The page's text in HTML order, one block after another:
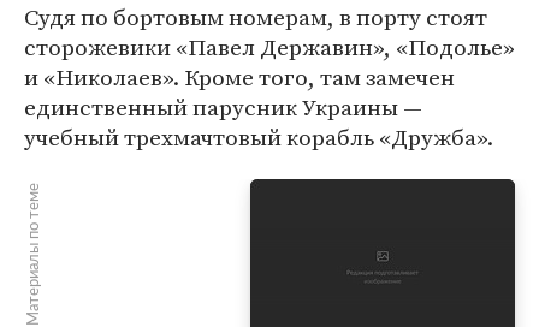
Судя по бортовым номерам, в порту стоят
сторожевики «Павел Державин», «Подолье»
и «Николаев». Кроме того, там замечен
единственный парусник Украины —
учебный трехмачтовый корабль «Дружба».
Материалы по теме